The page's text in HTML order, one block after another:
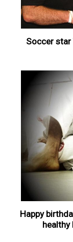
Soccer star
Happy